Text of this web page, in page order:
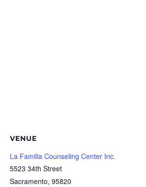
VENUE
La Familia Counseling Center Inc.
5523 34th Street
Sacramento, 95820